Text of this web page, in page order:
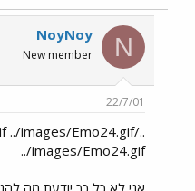
N
NoyNoy
New member
22/7/01
../images/Emo24.gif
../images/Emo24.gif